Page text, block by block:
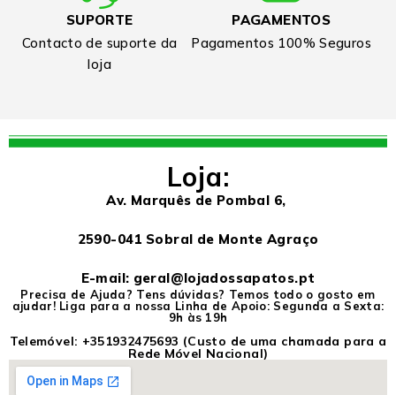
SUPORTE
Contacto de suporte da
loja
PAGAMENTOS
Pagamentos 100% Seguros
Loja:
Av. Marquês de Pombal 6,
2590-041 Sobral de Monte Agraço
E-mail: geral@lojadossapatos.pt
Precisa de Ajuda? Tens dúvidas? Temos todo o gosto em
ajudar! Liga para a nossa Linha de Apoio: Segunda a Sexta:
9h às 19h
Telemóvel: +351932475693 (Custo de uma chamada para a
Rede Móvel Nacional)